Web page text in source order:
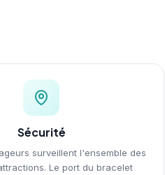
Sécurité
surveillent l'ensemble des
Le port du bracelet